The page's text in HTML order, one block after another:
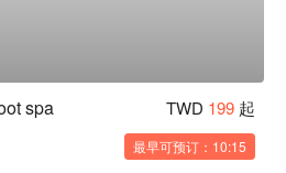
spa TWD 199 起
最早可预订：10:15